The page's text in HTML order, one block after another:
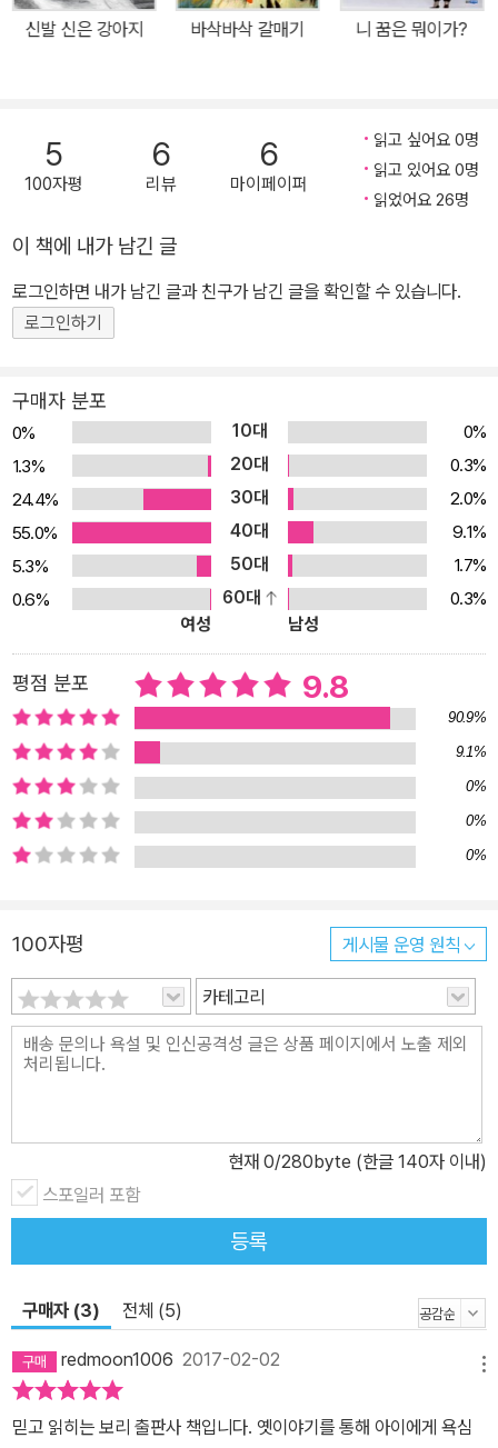
것이라 우겨 대고, 진짜 임자를 가리려고 찾아간 고을 원님마저도 독
이 욕심나서 나라에 바치라고 명령하지요. 독을 빼앗은 원님한테는
야기 속에는 먹고 살기 힘들어서 무엇이든 자꾸자꾸 나오는 화수분을
꿈꾸면서 잠시나마 행복해 했던 백성들의 소박한 바람이 담겨 있습니
다. 하지만 힘없는 백성은 어쩌다 얻게 된 조그마한 복조차 누릴 권리
앗으려고 드니까요. 하지만 그런 나쁜 사람들은 벌을 받아야 마땅하
겠지요? 부자 영감이 순진한 농사꾼한테서 독을 빼앗으려다 되레 원
님한테 독을 빼앗기고, 원님 또한 힘없고 선량한 백성한테 횡포를 부
보면서, 아이들은 한편으로는 통쾌해 하면서도 지나친 욕심은 부린
만큼 벌로 되돌아온다는 사실을 다시 한 번 깨우치게 될 것입니다. 무
엇이든 한번 넣기만 하면 끊임없이 나오는 신기한 독, 여러분은 이 독
속에 무엇을 넣고 싶은가요?
신발 신은 강아지 바삭바삭 갈매기 니 꿈은 뭐이가?
5
100자평
6
리뷰
6
마이페이퍼
읽고 싶어요 0명
읽고 있어요 0명
읽었어요 26명
이 책에 내가 남긴 글
로그인하면 내가 남긴 글과 친구가 남긴 글을 확인할 수 있습니다.
로그인하기
구매자 분포
0% 10대
0%
1.3%
20대
0.3%
24.4%
30대
2.0%
55.0%
40대
9.1%
5.3%
50대
1.7%
0.6%
60대
0.3%
여성
남성
평점 분포 9.8
90.9%
9.1%
0%
0%
0%
100자평 게시물 운영 원칙
카테고리
현재 0/280byte (한글 140자 이내)
스포일러 포함
등록
구매자 (3) 전체 (5)
redmoon1006 2017-02-02
믿고 읽히는 보리 출판사 책입니다. 옛이야기를 통해 아이에게 욕심